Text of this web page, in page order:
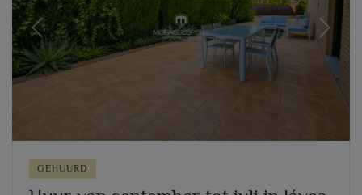
Previous Next
GEHUURD